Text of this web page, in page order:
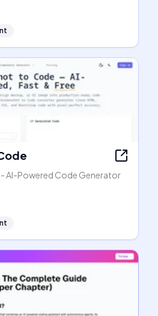
AI-Powered Code Generator